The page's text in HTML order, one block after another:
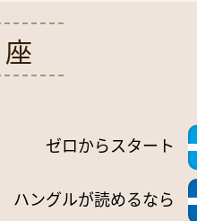
ゼロからスタート
ハングルが読めるなら